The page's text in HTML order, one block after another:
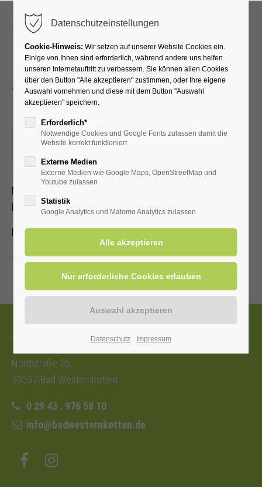
Atemübungen an den
Gradierwerken
09.12.2025, 15:30–16:00
Mit speziellen Atemübungen lernen Sie, wie der positive
Effekt der gesunden Aerosole verstärkt werden kann
Mit Kur-/Einwohnerkarte 2,00 €, ohne 5,00 €
Zurück
Tourist-Information
Nordstraße 2b
59597 Bad Westernkotten
0 29 43 . 976 58 10
info@badwesternkotten.de
Datenschutzeinstellungen
Cookie-Hinweis: Wir setzen auf unserer Website Cookies ein.
Einige von Ihnen sind erforderlich, während andere uns helfen
unseren Internetauftritt zu verbessern. Sie können allen Cookies
über den Button "Alle akzeptieren" zustimmen, oder Ihre eigene
Auswahl vornehmen und diese mit dem Button "Auswahl
akzeptieren" speichern.
Erforderlich*
Notwendige Cookies und Google Fonts zulassen damit die
Website korrekt funktioniert
Externe Medien
Externe Medien wie Google Maps, OpenStreetMap und
Youtube zulassen
Statistik
Google Analytics und Matomo Analytics zulassen
Datenschutz Impressum